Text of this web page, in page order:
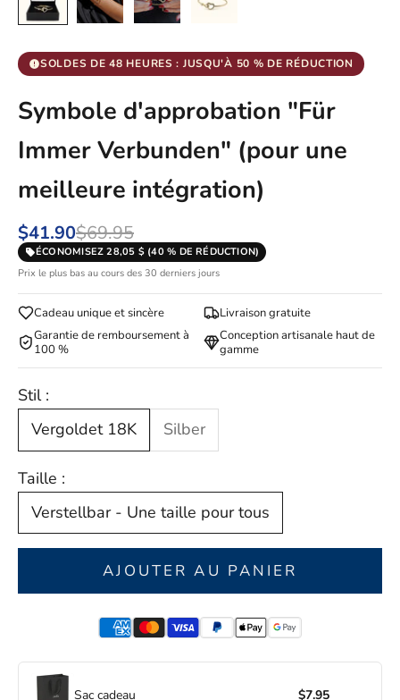
SOLDES DE 48 HEURES : JUSQU'À 50 % DE RÉDUCTION
Symbole d'approbation "Für
Immer Verbunden" (pour une
meilleure intégration)
$41.90$69.95
ÉCONOMISEZ 28,05 $ (40 % DE RÉDUCTION)
Prix le plus bas au cours des 30 derniers jours
Cadeau unique et sincère
Livraison gratuite
Garantie de remboursement à
100 %
Conception artisanale haut de
gamme
Stil :
Vergoldet 18K
Silber
Taille :
Verstellbar - Une taille pour tous
AJOUTER AU PANIER
Sac cadeau $7.95